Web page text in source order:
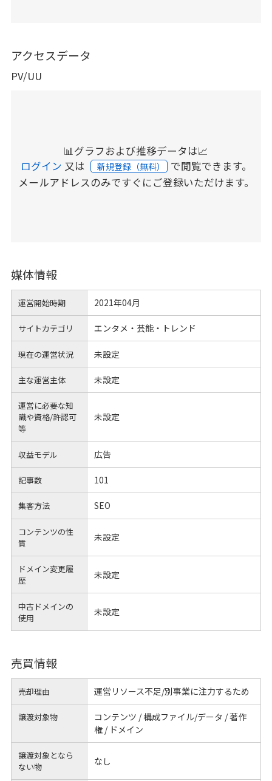
アクセスデータ
PV/UU
📊グラフおよび推移データは📈
ログイン 又は 新規登録（無料） で閲覧できます。
メールアドレスのみですぐにご登録いただけます。
媒体情報
運営開始時期 2021年04月
サイトカテゴリ エンタメ・芸能・トレンド
現在の運営状況 未設定
主な運営主体 未設定
運営に必要な知
識や資格/許認可
等
未設定
収益モデル 広告
記事数 101
集客方法 SEO
コンテンツの性
質
未設定
ドメイン変更履
歴
未設定
中古ドメインの
使用
未設定
売買情報
売却理由 運営リソース不足/別事業に注力するため
譲渡対象物
コンテンツ / 構成ファイル/データ / 著作
権 / ドメイン
譲渡対象となら
ない物
なし